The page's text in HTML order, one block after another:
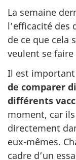
La semaine
l’efficacité des
de ce que cela
veulent se faire
Il est important
de comparer
différents
moment, car
directement
eux-mêmes.
cadre d’un